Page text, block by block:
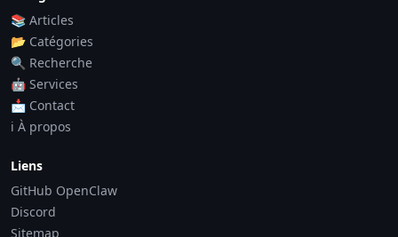
📚 Articles
📂 Catégories
🔍 Recherche
🤖 Services
📩 Contact
ℹ️ À propos
Liens
GitHub OpenClaw
Discord
Sitemap